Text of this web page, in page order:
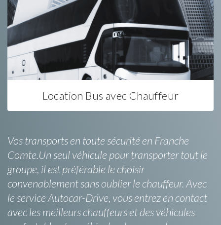
Location Bus avec Chauffeur
Vos transports en toute sécurité en Franche
Comte.Un seul véhicule pour transporter tout le
groupe, il est préférable le choisir
convenablement sans oublier le chauffeur. Avec
le service Autocar-Drive, vous entrez en contact
avec les meilleurs chauffeurs et des véhicules